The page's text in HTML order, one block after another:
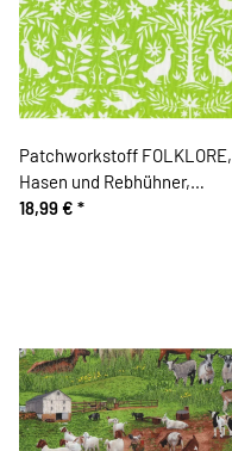
Patchworkstoff FOLKLORE,
Hasen und Rebhühner,
hellgrün, Moda Fabrics
18,99 € *